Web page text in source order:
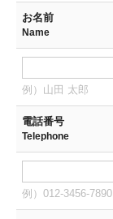
お名前
Name
例）山田 太郎
電話番号
Telephone
例）012-3456-7890